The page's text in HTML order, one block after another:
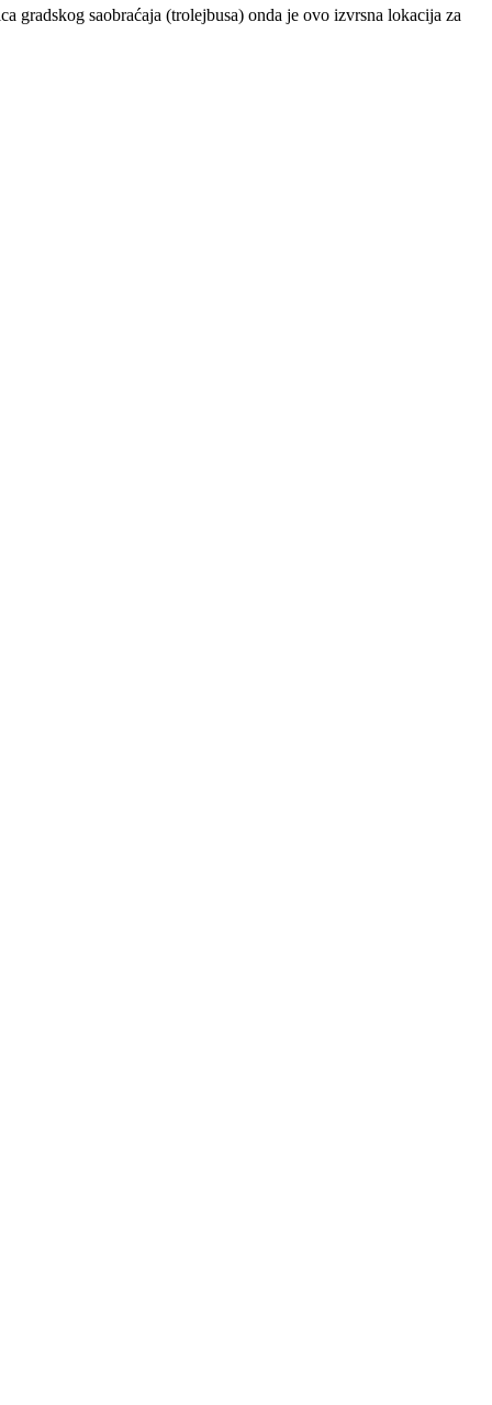
saobraćaja (trolejbusa) onda je ovo izvrsna lokacija za